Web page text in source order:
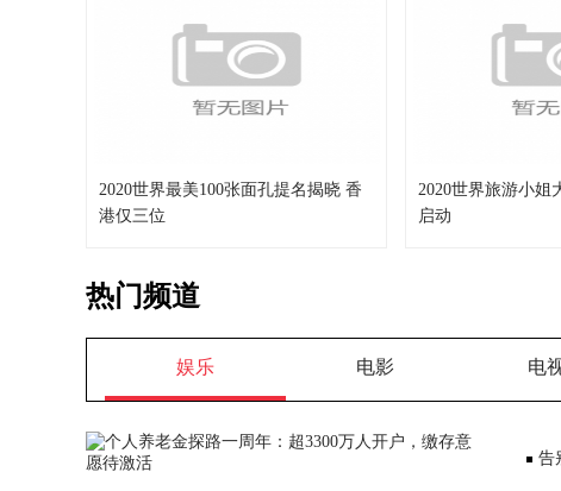
2020世界最美100张面孔提名揭晓 香
港仅三位
2020世界旅游小姐
启动
热门频道
娱乐 电影 电
告